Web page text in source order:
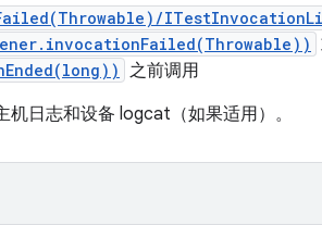
之前调用
日志和设备 logcat（如果适用）。